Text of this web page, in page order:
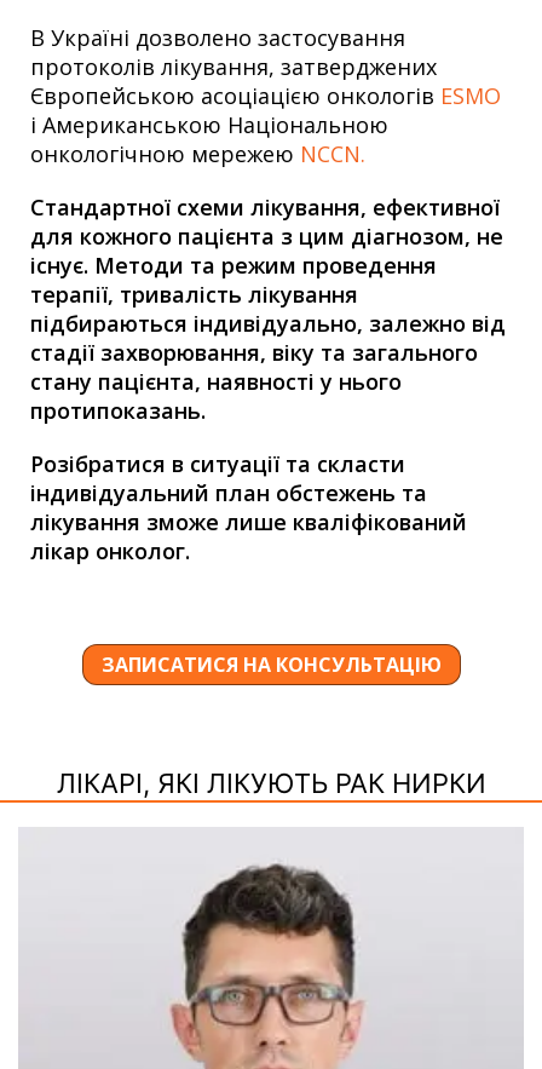
В Україні дозволено застосування
протоколів лікування, затверджених
Європейською асоціацією онкологів ESMO
і Американською Національною
онкологічною мережею NCCN.
Стандартної схеми лікування, ефективної
для кожного пацієнта з цим діагнозом, не
існує. Методи та режим проведення
терапії, тривалість лікування
підбираються індивідуально, залежно від
стадії захворювання, віку та загального
стану пацієнта, наявності у нього
протипоказань.
Розібратися в ситуації та скласти
індивідуальний план обстежень та
лікування зможе лише кваліфікований
лікар онколог.
ЗАПИСАТИСЯ НА КОНСУЛЬТАЦІЮ
ЛІКАРІ, ЯКІ ЛІКУЮТЬ РАК НИРКИ